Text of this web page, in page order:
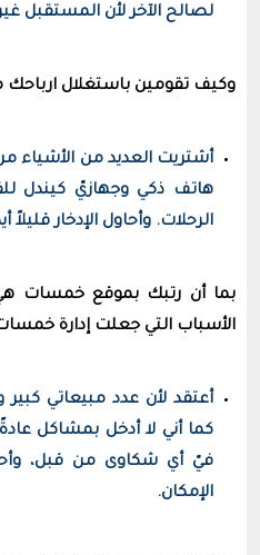
لصالح الآخر لأن المستقبل
وكيف تقومين باستغلال
أشتريت العديد من الأشياء
هاتف ذكي وجهازيّ كيندل
الرحلات. وأحاول الإدخار قليلاً
بما أن رتبك بموقع خمسات
الأسباب التي جعلت إدارة
كما أني لا أدخل بمشاكل
فيّ أي شكاوى من قبل،
الإمكان.